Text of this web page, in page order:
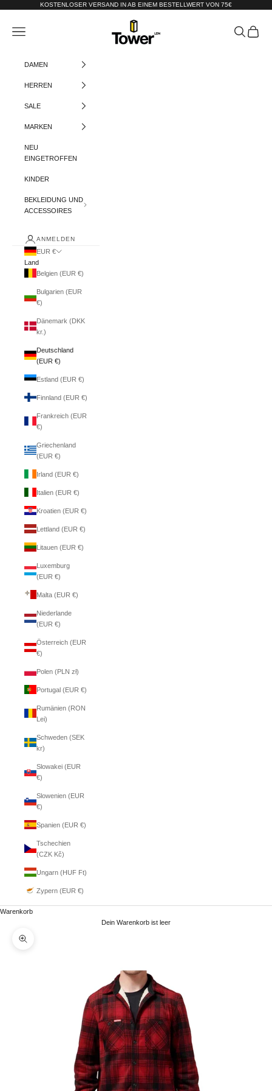
Zum Inhalt springenKOSTENLOSER VERSAND IN AB EINEM BESTELLWERT VON 75€
Tower-London.De
Menü Suchen
DAMEN
HERREN
SALE
MARKEN
NEU
EINGETROFFEN
KINDER
BEKLEIDUNG UND
ACCESSOIRES
ANMELDEN
EUR €
Land
Belgien (EUR €)
Bulgarien (EUR
€)
Dänemark (DKK
kr.)
Deutschland
(EUR €)
Estland (EUR €)
Finnland (EUR €)
Frankreich (EUR
€)
Griechenland
(EUR €)
Irland (EUR €)
Italien (EUR €)
Kroatien (EUR €)
Lettland (EUR €)
Litauen (EUR €)
Luxemburg
(EUR €)
Malta (EUR €)
Niederlande
(EUR €)
Österreich (EUR
€)
Polen (PLN zł)
Portugal (EUR €)
Rumänien (RON
Lei)
Schweden (SEK
kr)
Slowakei (EUR
€)
Slowenien (EUR
€)
Spanien (EUR €)
Tschechien
(CZK Kč)
Ungarn (HUF Ft)
Zypern (EUR €)
Warenkorb
Dein Warenkorb ist leer
Bild vergrößern